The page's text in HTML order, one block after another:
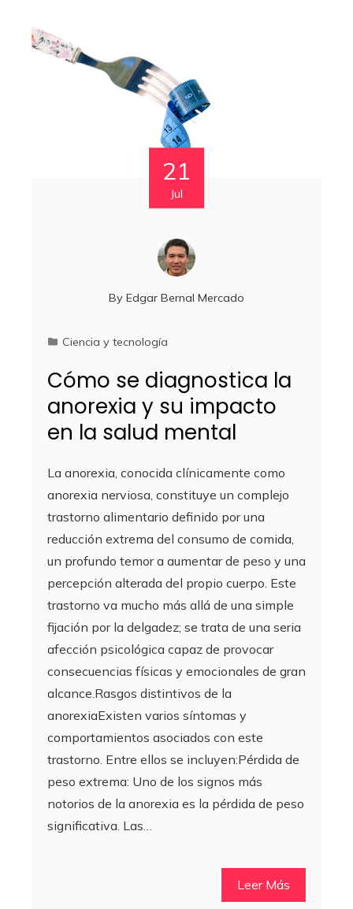
21
Jul
By Edgar Bernal Mercado
Ciencia y tecnología
Cómo se diagnostica la
anorexia y su impacto
en la salud mental
La anorexia, conocida clínicamente como
anorexia nerviosa, constituye un complejo
trastorno alimentario definido por una
reducción extrema del consumo de comida,
un profundo temor a aumentar de peso y una
percepción alterada del propio cuerpo. Este
trastorno va mucho más allá de una simple
fijación por la delgadez; se trata de una seria
afección psicológica capaz de provocar
consecuencias físicas y emocionales de gran
alcance.Rasgos distintivos de la
anorexiaExisten varios síntomas y
comportamientos asociados con este
trastorno. Entre ellos se incluyen:Pérdida de
peso extrema: Uno de los signos más
notorios de la anorexia es la pérdida de peso
significativa. Las…
Leer Más